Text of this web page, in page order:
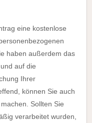
eine kostenlose
haben außerdem das
auf die
Ihrer
können Sie auch
Sollten Sie
verarbeitet wurden,